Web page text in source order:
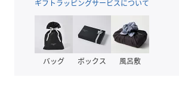
品番
HP9964_031140250
(031140250-62-F HP9964
ギフトラッピングサービスについて
バッグ ボックス 風呂敷